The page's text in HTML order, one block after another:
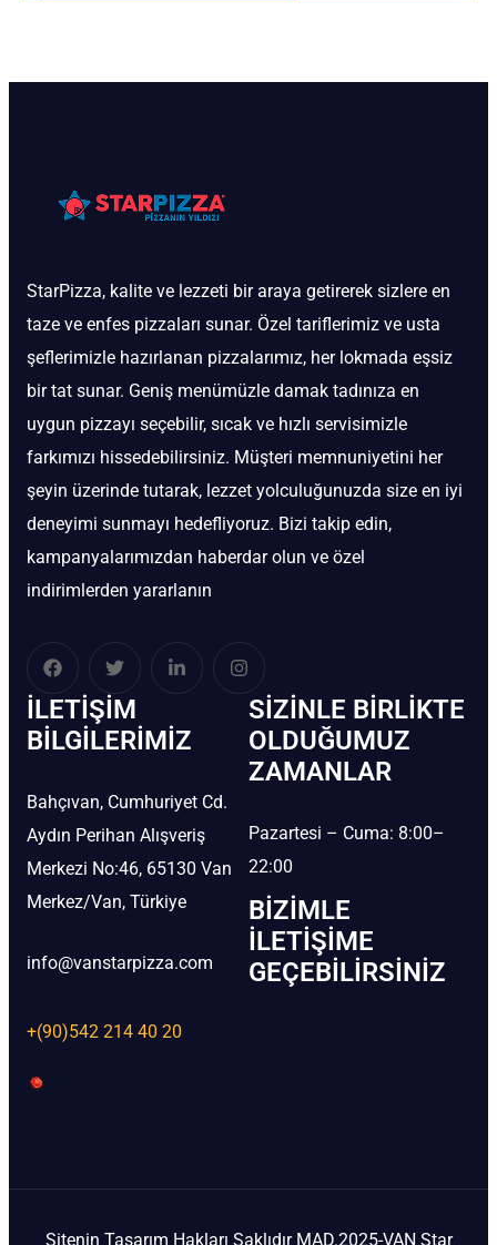
StarPizza, kalite ve lezzeti bir araya getirerek sizlere en
taze ve enfes pizzaları sunar. Özel tariflerimiz ve usta
şeflerimizle hazırlanan pizzalarımız, her lokmada eşsiz
bir tat sunar. Geniş menümüzle damak tadınıza en
uygun pizzayı seçebilir, sıcak ve hızlı servisimizle
farkımızı hissedebilirsiniz. Müşteri memnuniyetini her
şeyin üzerinde tutarak, lezzet yolculuğunuzda size en iyi
deneyimi sunmayı hedefliyoruz. Bizi takip edin,
kampanyalarımızdan haberdar olun ve özel
indirimlerden yararlanın
İLETIŞIM
BİLGILERIMIZ
Bahçıvan, Cumhuriyet Cd.
Aydın Perihan Alışveriş
Merkezi No:46, 65130 Van
Merkez/Van, Türkiye
info@vanstarpizza.com
+(90)542 214 40 20
SIZINLE BIRLIKTE
OLDUĞUMUZ
ZAMANLAR
Pazartesi – Cuma: 8:00–
22:00
BIZIMLE
İLETIŞIME
GEÇEBILIRSINIZ
Sitenin Tasarım Hakları Saklıdır MAD.2025-VAN Star